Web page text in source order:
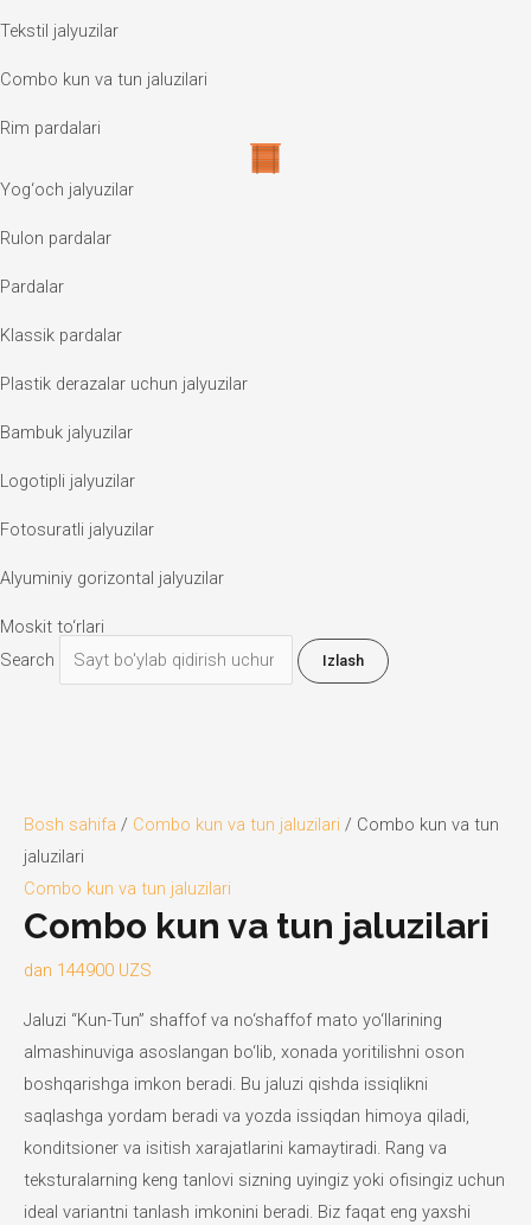
Tekstil jalyuzilar
Combo kun va tun jaluzilari
Rim pardalari
Yog‘och jalyuzilar
Rulon pardalar
Pardalar
Klassik pardalar
Plastik derazalar uchun jalyuzilar
Bambuk jalyuzilar
Logotipli jalyuzilar
Fotosuratli jalyuzilar
Alyuminiy gorizontal jalyuzilar
Moskit to‘rlari
Search
Izlash
Bosh sahifa / Combo kun va tun jaluzilari / Combo kun va tun
jaluzilari
Combo kun va tun jaluzilari
Combo kun va tun jaluzilari
dan 144900 UZS
Jaluzi “Kun-Tun” shaffof va no‘shaffof mato yo‘llarining
almashinuviga asoslangan bo‘lib, xonada yoritilishni oson
boshqarishga imkon beradi. Bu jaluzi qishda issiqlikni
saqlashga yordam beradi va yozda issiqdan himoya qiladi,
konditsioner va isitish xarajatlarini kamaytiradi. Rang va
teksturalarning keng tanlovi sizning uyingiz yoki ofisingiz uchun
ideal variantni tanlash imkonini beradi. Biz faqat eng yaxshi